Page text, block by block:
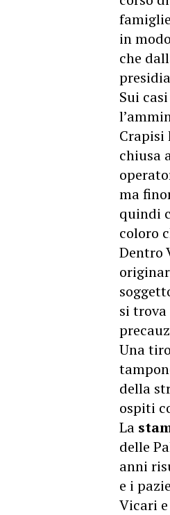
in
che
Sui
Crapisi
chiusa
ma
quindi
coloro
Dentro
si
Una
della
ospiti
La
delle
anni
e i
Vicari